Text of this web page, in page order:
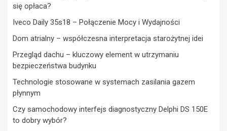
się opłaca?
Iveco Daily 35s18 – Połączenie Mocy i Wydajności
Dom atrialny – współczesna interpretacja starożytnej idei
Przegląd dachu – kluczowy element w utrzymaniu
bezpieczeństwa budynku
Technologie stosowane w systemach zasilania gazem
płynnym
Czy samochodowy interfejs diagnostyczny Delphi DS 150E
to dobry wybór?